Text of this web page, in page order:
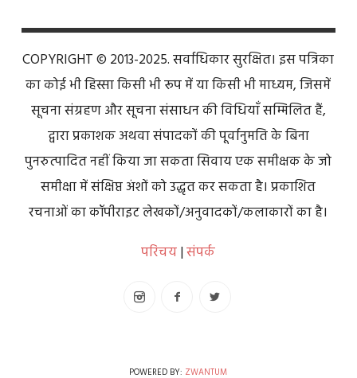
COPYRIGHT © 2013-2025. सर्वाधिकार सुरक्षित। इस पत्रिका
का कोई भी हिस्सा किसी भी रूप में या किसी भी माध्यम, जिसमें
सूचना संग्रहण और सूचना संसाधन की विधियाँ सम्मिलित हैं,
द्वारा प्रकाशक अथवा संपादकों की पूर्वानुमति के बिना
पुनरुत्पादित नहीं किया जा सकता सिवाय एक समीक्षक के जो
समीक्षा में संक्षिप्त अंशों को उद्धृत कर सकता है। प्रकाशित
रचनाओं का कॉपीराइट लेखकों/अनुवादकों/कलाकारों का है।
परिचय|संपर्क
POWERED BY: ZWANTUM